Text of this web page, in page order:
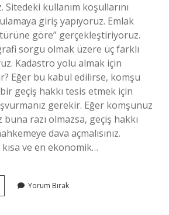
kullanım koşullarını
giriş yapıyoruz. Emlak
türüne göre” gerçekleştiriyoruz.
sorgu olmak üzere üç farklı
Kadastro yolu almak için
Eğer bu kabul edilirse, komşu
geçiş hakkı tesis etmek için
gerekir. Eğer komşunuz
buna razı olmazsa, geçiş hakkı
dava açmalısınız.
ve en ekonomik…
Yorum Bırak